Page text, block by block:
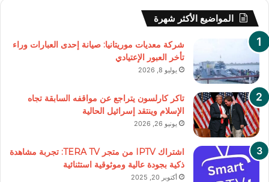
المواضيع الأكثر شهرة
شركة معديات موريتانيا: صيانة إحدى العبارات وراء
تأخر العبور الإعتيادي
يوليو 8, 2026
تاكر كارلسون يتراجع عن مواقفه السابقة تجاه
الإسلام وينتقد إسرائيل الحالية
يونيو 26, 2026
اشتراك IPTV من متجر TERA TV: تجربة مشاهدة
ذكية بجودة عالية وموثوقية استثنائية
أكتوبر 20, 2025